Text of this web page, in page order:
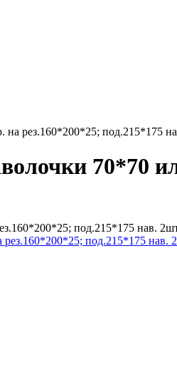
на рез.160*200*25; под.215*175
70*70
под.215*175 нав.